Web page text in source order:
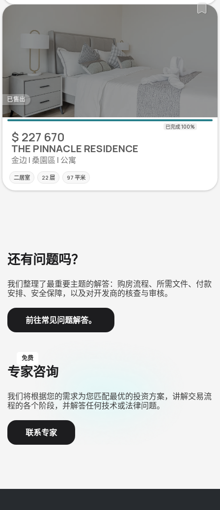
已售出
$ 227 670
THE PINNACLE RESIDENCE
金边 | 桑園區 | 公寓
二居室 22 层 97 平米
还有问题吗？
我们整理了最重要主题的解答：购房流程、所需文件、付款
安排、安全保障，以及对开发商的核查与审核。
前往常见问题解答。
免费
专家咨询
我们将根据您的需求为您匹配最优的投资方案，讲解交易流
程的各个阶段，并解答任何技术或法律问题。
联系专家